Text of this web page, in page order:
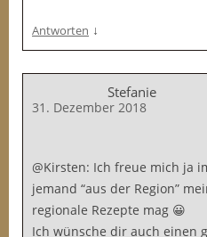
Antworten ↓
Stefanie
31. Dezember 2018
@Kirsten: Ich freue mich ja
jemand “aus der Region”
regionale Rezepte mag 😀
Ich wünsche dir auch einen